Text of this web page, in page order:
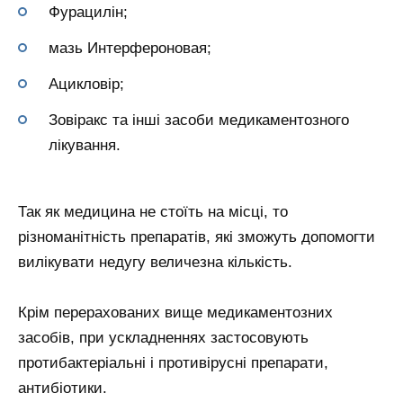
Фурацилін;
мазь Интерфероновая;
Ацикловір;
Зовіракс та інші засоби медикаментозного
лікування.
Так як медицина не стоїть на місці, то
різноманітність препаратів, які зможуть допомогти
вилікувати недугу величезна кількість.
Крім перерахованих вище медикаментозних
засобів, при ускладненнях застосовують
протибактеріальні і противірусні препарати,
антибіотики.